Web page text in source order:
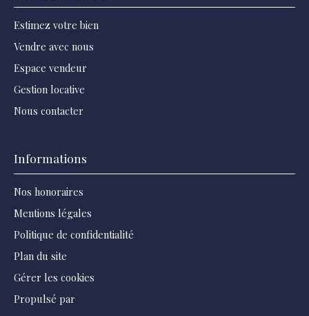
Estimez votre bien
Vendre avec nous
Espace vendeur
Gestion locative
Nous contacter
Informations
Nos honoraires
Mentions légales
Politique de confidentialité
Plan du site
Gérer les cookies
Propulsé par